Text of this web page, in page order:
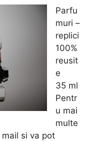
Parfu
muri –
replici
100%
reusit
e
35 ml
Pentr
u mai
multe
si va pot